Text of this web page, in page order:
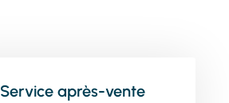
Service après-vente